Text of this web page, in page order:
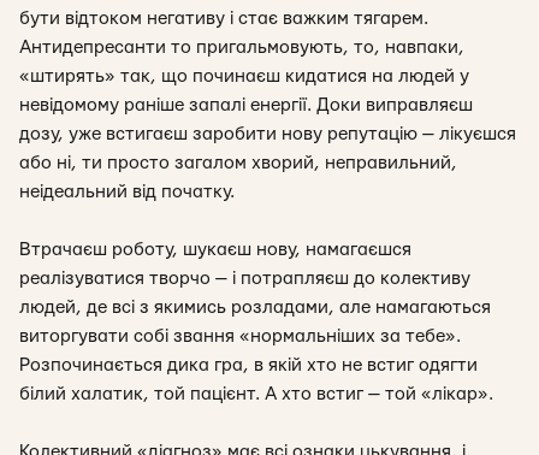
бути відтоком негативу і стає важким тягарем.
Антидепресанти то пригальмовують, то, навпаки,
«штирять» так, що починаєш кидатися на людей у
невідомому раніше запалі енергії. Доки виправляєш
дозу, уже встигаєш заробити нову репутацію — лікуєшся
або ні, ти просто загалом хворий, неправильний,
неідеальний від початку.
Втрачаєш роботу, шукаєш нову, намагаєшся
реалізуватися творчо — і потрапляєш до колективу
людей, де всі з якимись розладами, але намагаються
виторгувати собі звання «нормальніших за тебе».
Розпочинається дика гра, в якій хто не встиг одягти
білий халатик, той пацієнт. А хто встиг — той «лікар».